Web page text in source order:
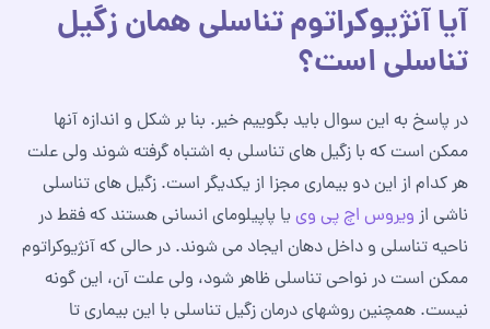
آیا آنژیوکراتوم تناسلی همان زگیل
تناسلی است؟
در پاسخ به این سوال باید بگوییم خیر. بنا بر شکل و اندازه آنها
ممکن است که با زگیل های تناسلی به اشتباه گرفته شوند ولی علت
هر کدام از این دو بیماری مجزا از یکدیگر است. زگیل های تناسلی
ناشی از ویروس اچ پی وییا پاپیلومای انسانی هستند که فقط در
ناحیه تناسلی و داخل دهان ایجاد می شوند. در حالی که آنژیوکراتوم
ممکن است در نواحی تناسلی ظاهر شود، ولی علت آن، این گونه
نیست. همچنین روشهای درمان زگیل تناسلی با این بیماری تا